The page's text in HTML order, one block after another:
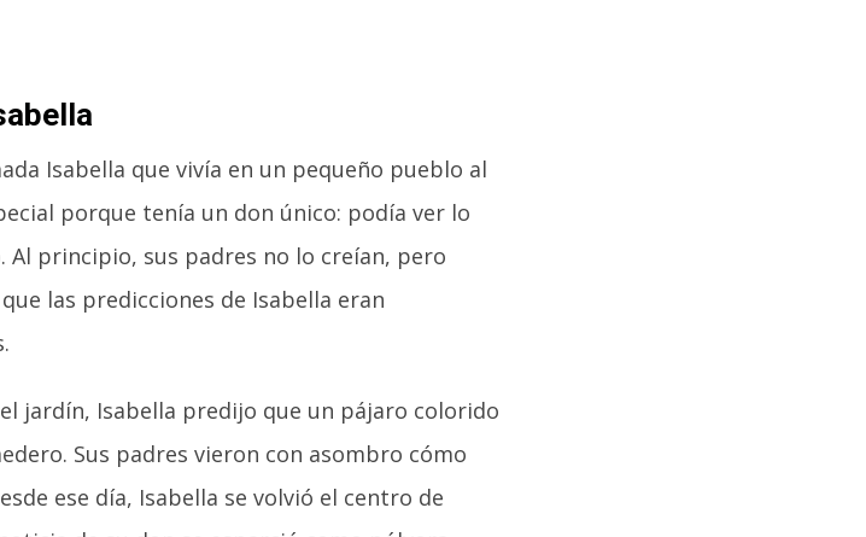
Isabella que vivía en un pequeño pueblo al
porque tenía un don único: podía ver lo
Al principio, sus padres no lo creían, pero
las predicciones de Isabella eran
jardín, Isabella predijo que un pájaro colorido
Sus padres vieron con asombro cómo
ese día, Isabella se volvió el centro de